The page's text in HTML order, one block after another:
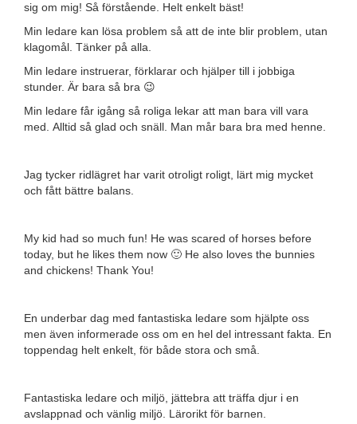
sig om mig! Så förstående. Helt enkelt bäst!
Min ledare kan lösa problem så att de inte blir problem, utan
klagomål. Tänker på alla.
Min ledare instruerar, förklarar och hjälper till i jobbiga
stunder. Är bara så bra 😉
Min ledare får igång så roliga lekar att man bara vill vara
med. Alltid så glad och snäll. Man mår bara bra med henne.
Jag tycker ridlägret har varit otroligt roligt, lärt mig mycket
och fått bättre balans.
My kid had so much fun! He was scared of horses before
today, but he likes them now 🙂 He also loves the bunnies
and chickens! Thank You!
En underbar dag med fantastiska ledare som hjälpte oss
men även informerade oss om en hel del intressant fakta. En
toppendag helt enkelt, för både stora och små.
Fantastiska ledare och miljö, jättebra att träffa djur i en
avslappnad och vänlig miljö. Lärorikt för barnen.